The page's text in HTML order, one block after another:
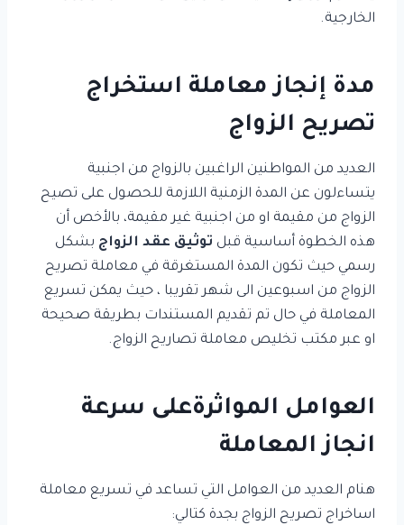
الخارجية.
مدة إنجاز معاملة استخراج
تصريح الزواج
العديد من المواطنين الراغبين بالزواج من اجنبية
يتساءلون عن المدة الزمنية اللازمة للحصول على تصيح
الزواج من مقيمة او من اجنبية غير مقيمة، بالأخص أن
هذه الخطوة أساسية قبل توثيق عقد الزواج بشكل
رسمي حيث تكون المدة المستغرقة في معاملة تصريح
الزواج من اسبوعين الى شهر تقريبا ، حيث يمكن تسريع
المعاملة في حال تم تقديم المستندات بطريقة صحيحة
او عبر مكتب تخليص معاملة تصاريح الزواج.
العوامل المواثرةعلى سرعة
انجاز المعاملة
هنام العديد من العوامل التي تساعد في تسريع معاملة
اساخراج تصريح الزواج بجدة كتالي: